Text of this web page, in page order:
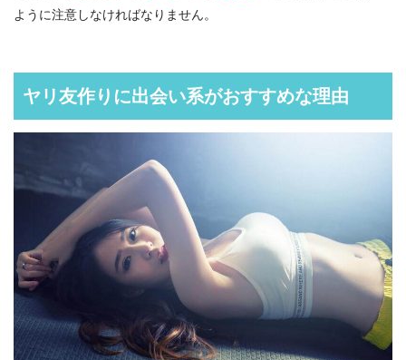
ように注意しなければなりません。
ヤリ友作りに出会い系がおすすめな理由